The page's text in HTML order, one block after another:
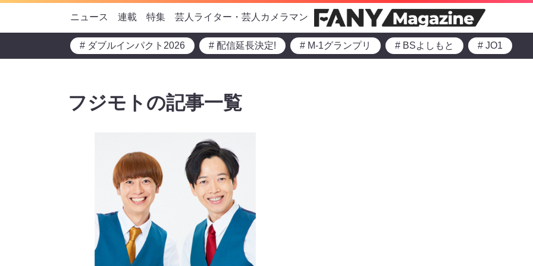
ニュース 連載 特集 芸人ライター・芸人カメラマン
# ダブルインパクト2026 # 配信延長決定! # M-1グランプリ # BSよしもと # JO1
フジモトの記事一覧